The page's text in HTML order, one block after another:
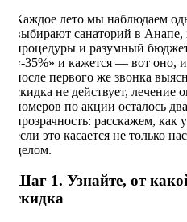
Каждое лето мы наблюдаем
выбирают санаторий в Анапе,
процедуры и разумный
«-35%» и кажется — вот оно,
после первого же звонка
скидка не действует, лечение
номеров по акции осталось
прозрачность: расскажем,
если это касается не только
целом.
Шаг 1. Узнайте, от
скидка